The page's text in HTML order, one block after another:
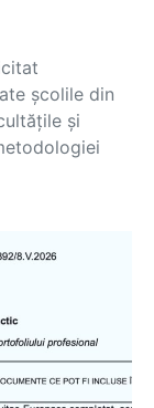
școlile din
și